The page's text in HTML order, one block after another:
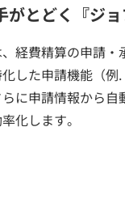
とどく『ジョ
、経費精算の申請
した申請機能（
に申請情報から
化します。